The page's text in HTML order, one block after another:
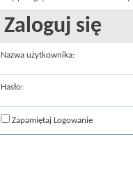
Zaloguj się
Nazwa użytkownika:
Hasło:
Zapamiętaj Logowanie